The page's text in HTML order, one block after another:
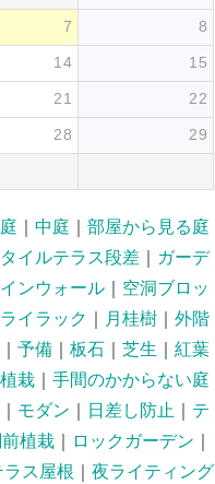
7 8
14 15
21 22
28 29
庭 中庭
部屋から見る庭
タイルテラス段差｜
ガーデ
ンウォール｜ 空洞ブロッ
ライラック 月桂樹｜ 外階
予備｜ 板石｜ 芝生
紅葉
植栽｜ 手間のかからない庭
｜ モダン 日差し防止
テ
植栽｜ ロックガーデン
ス屋根
夜ライティング